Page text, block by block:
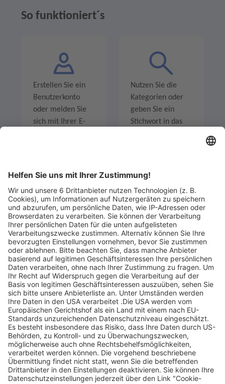
So funktioniert´s
Erstellen Sie ein
Benutzerkonto
oder melden Sie
sich mit Ihrer E-
Nutzen Sie die
Kategorien oder
geben Sie ein
Stichwort in das
Legen Sie zum
Mitbieten eine
Höchstgrenze für
Ihr Gebot fest. Ein
automatischer
Bietagent bietet
für Sie bis zum
Höchstgebot.
Sind Sie am Ende
der
Höchstbietende,
werden Sie per E-
Mail informiert
und erhalten nach
Zahlungseingang
ein Zertifikat zum
Einlösen des
Angebots.